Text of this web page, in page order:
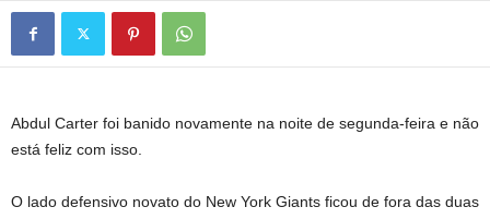
Abdul Carter foi banido novamente na noite de segunda-feira e não
está feliz com isso.
O lado defensivo novato do New York Giants ficou de fora das duas